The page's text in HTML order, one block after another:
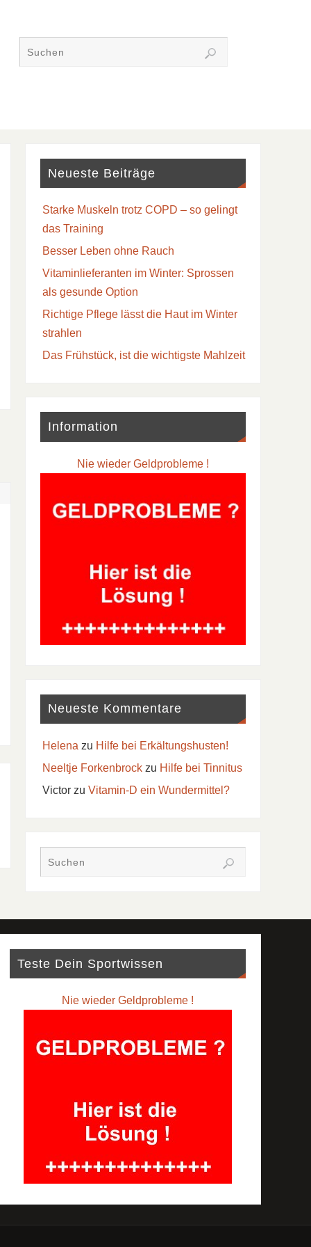
Neueste Beiträge
Starke Muskeln trotz COPD – so gelingt
das Training
Besser Leben ohne Rauch
Vitaminlieferanten im Winter: Sprossen
als gesunde Option
Richtige Pflege lässt die Haut im Winter
strahlen
Das Frühstück, ist die wichtigste Mahlzeit
Information
Nie wieder Geldprobleme !
Neueste Kommentare
Helena zu Hilfe bei Erkältungshusten!
Neeltje Forkenbrockzu Hilfe bei Tinnitus
Victorzu Vitamin-D ein Wundermittel?
Teste Dein Sportwissen
Nie wieder Geldprobleme !